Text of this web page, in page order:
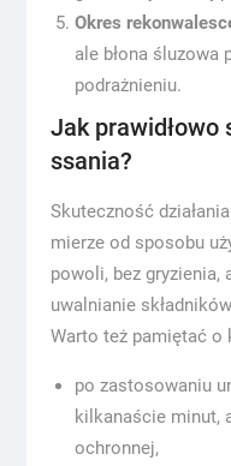
Okres
ale błona śluzowa
podrażnieniu.
Jak
ssania?
Skuteczność
mierze od sposobu
powoli, bez
uwalnianie
Warto też pamiętać o
po zastosowaniu
kilkanaście minut,
ochronnej,